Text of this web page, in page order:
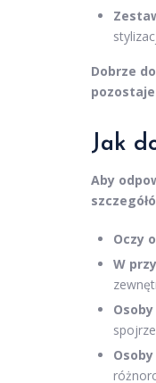
Dobrze
Jak
Aby
Oczy
W